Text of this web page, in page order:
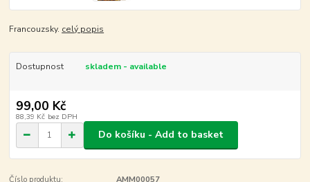
Francouzsky. celý popis
Dostupnost skladem - available
99,00 Kč
88,39 Kč bez DPH
Do košíku - Add to basket
Číslo produktu:
AMM00057